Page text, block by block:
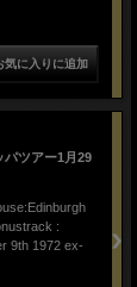
パツアー1月29
:
9th 1972 ex-